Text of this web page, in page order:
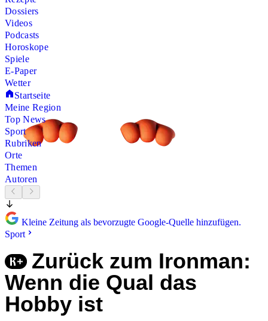
Dossiers
Videos
Podcasts
Horoskope
Spiele
E-Paper
Wetter
Startseite
Meine Region
Top News
Sport
Rubriken
Orte
Themen
Autoren
Kleine Zeitung als bevorzugte Google-Quelle hinzufügen.
Sport
Zurück zum Ironman:
Wenn die Qual das
Hobby ist